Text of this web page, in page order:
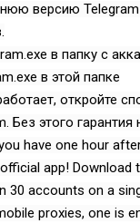
версию
в папку с
в этой папке
откройте
Без этого
have one hour
app!
30 accounts on a
proxies, one is